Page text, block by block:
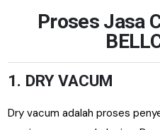
Proses Jasa
1. DRY VACUM
Dry vacum adalah proses